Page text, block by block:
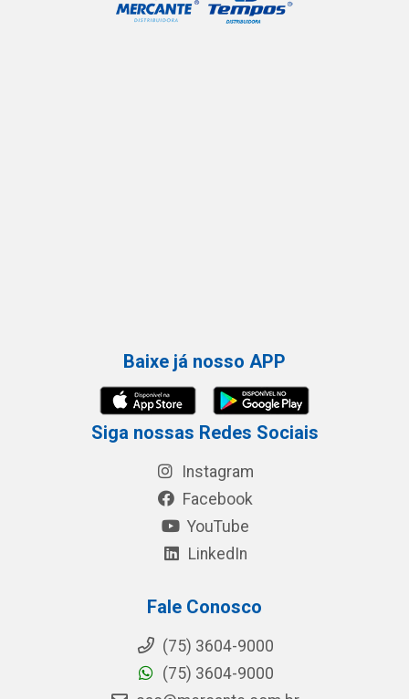
Baixe já nosso APP
Siga nossas Redes Sociais
Instagram
Facebook
YouTube
LinkedIn
Fale Conosco
(75) 3604-9000
(75) 3604-9000